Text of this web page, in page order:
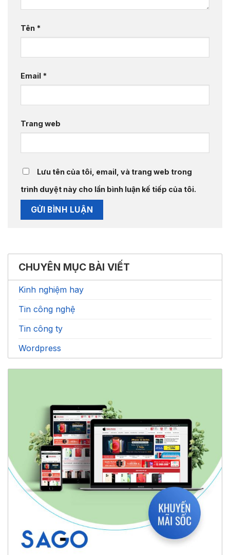
Tên *
Email *
Trang web
Lưu tên của tôi, email, và trang web trong
trình duyệt này cho lần bình luận kế tiếp của tôi.
CHUYÊN MỤC BÀI VIẾT
Kinh nghiệm hay
Tin công nghệ
Tin công ty
Wordpress